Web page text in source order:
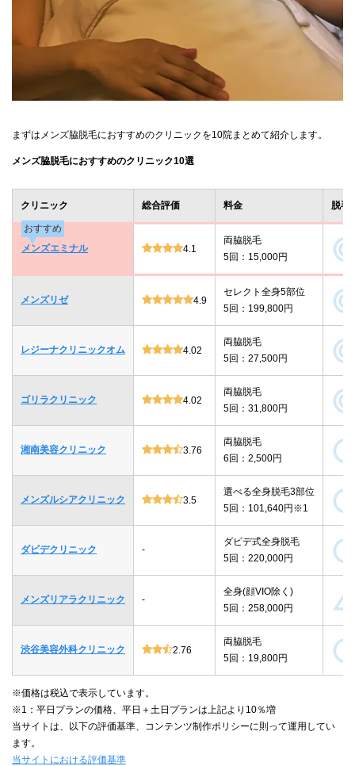
まずはメンズ脇脱毛におすすめのクリニックを10院まとめて紹介します。
メンズ脇脱毛におすすめのクリニック10選
クリニック 総合評価 料金 脱毛
おすすめ
メンズエミナル
4.1
両脇脱毛
5回：15,000円
メンズリゼ 4.9
セレクト全身5部位
5回：199,800円
レジーナクリニックオム 4.02
両脇脱毛
5回：27,500円
ゴリラクリニック 4.02
両脇脱毛
5回：31,800円
湘南美容クリニック 3.76
両脇脱毛
6回：2,500円
メンズルシアクリニック 3.5
選べる全身脱毛3部位
5回：101,640円※1
ダビデクリニック -
ダビデ式全身脱毛
5回：220,000円
メンズリアラクリニック -
全身(顔VIO除く)
5回：258,000円
渋谷美容外科クリニック 2.76
両脇脱毛
5回：19,800円
※価格は税込で表示しています。
※1：平日プランの価格、平日＋土日プランは上記より10％増
当サイトは、以下の評価基準、コンテンツ制作ポリシーに則って運用してい
ます。
当サイトにおける評価基準